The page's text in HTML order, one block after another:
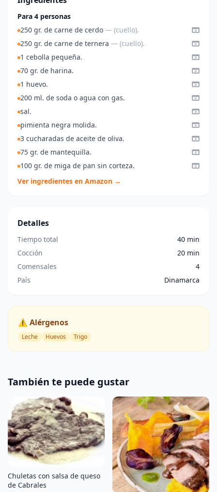
Para 4 personas
250 gr. de carne de cerdo — (cuello).
250 gr. de carne de ternera — (cuello).
1 cebolla pequeña.
70 gr. de harina.
1 huevo.
200 ml. de soda o agua con gas.
sal.
pimienta negra molida.
3 cucharadas de aceite de oliva.
75 gr. de mantequilla.
100 gr. de miga de pan sin corteza.
Ver ingredientes en Amazon →
Detalles
Tiempo total
40 min
Cocción
20 min
Comensales
4
País
Dinamarca
⚠️ Alérgenos
Leche Huevos Trigo
También te puede gustar
Chuletas con salsa de queso
de Cabrales